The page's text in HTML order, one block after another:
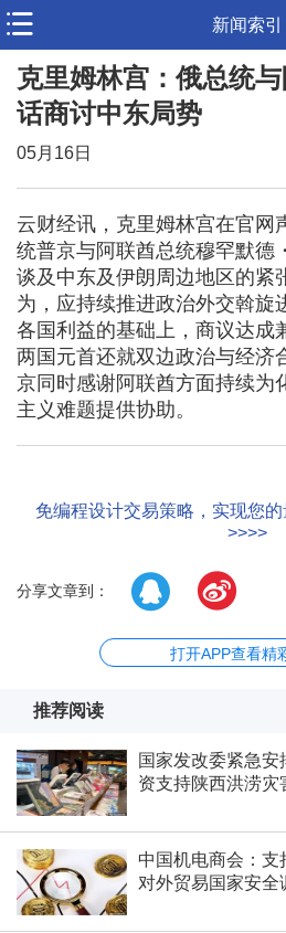
新闻索引
克里姆林宫：俄总统
话商讨中东局势
05月16日
云财经讯，克里姆林宫在官网
统普京与阿联酋总统穆罕默德
谈及中东及伊朗周边地区的紧
为，应持续推进政治外交斡旋
各国利益的基础上，商议达成
两国元首还就双边政治与经济
京同时感谢阿联酋方面持续为
主义难题提供协助。
免编程设计交易策略，实现您的
>>>>
分享文章到：
打开APP查看精
推荐阅读
国家发改委紧急
资支持陕西洪涝灾
中国机电商会：支
对外贸易国家安全